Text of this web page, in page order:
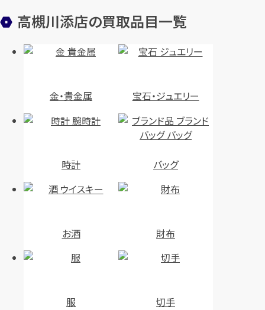
高槻川添店の買取品目一覧
金・貴金属 宝石・ジュエリー
時計 バッグ
お酒 財布
服
切手